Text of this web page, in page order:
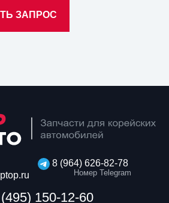
ЗАПРОС
8 (964) 626-82-78
Номер Telegram
150-12-60